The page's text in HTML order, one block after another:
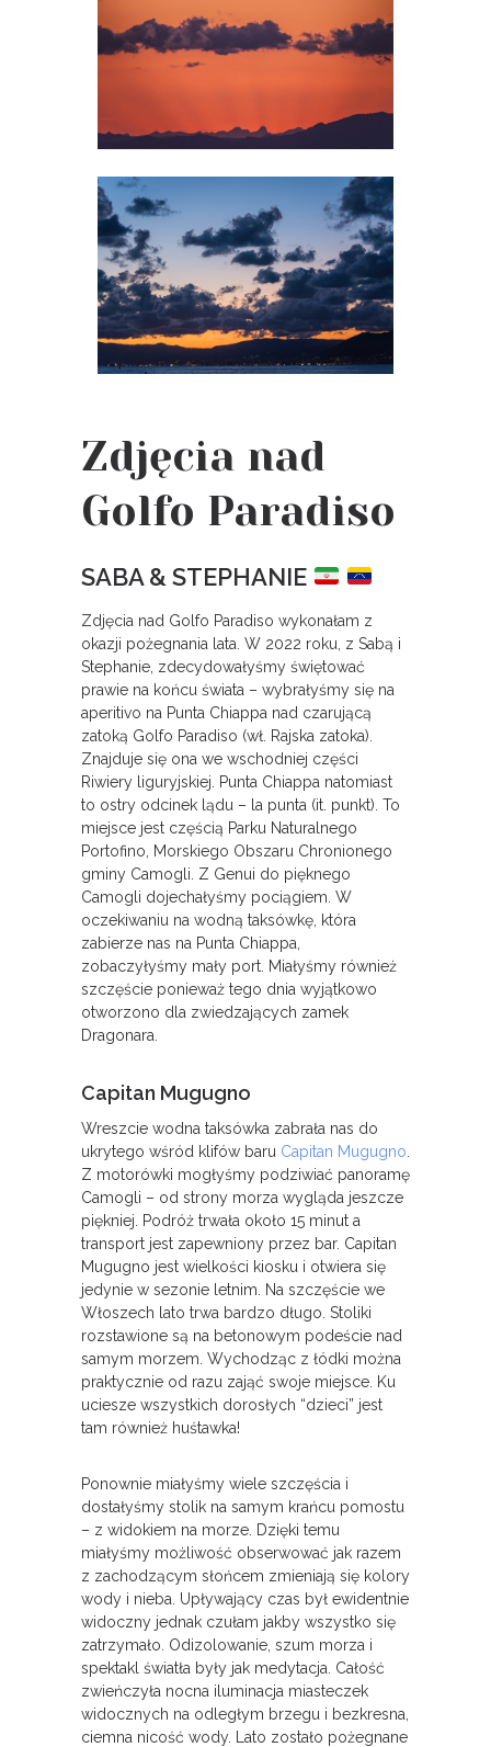
Zdjęcia nad
Golfo Paradiso
SABA & STEPHANIE
Zdjęcia nad Golfo Paradiso wykonałam z
okazji pożegnania lata. W 2022 roku, z Sabą i
Stephanie, zdecydowałyśmy świętować
prawie na końcu świata – wybrałyśmy się na
aperitivo na Punta Chiappa nad czarującą
zatoką Golfo Paradiso (wł. Rajska zatoka).
Znajduje się ona we wschodniej części
Riwiery liguryjskiej. Punta Chiappa natomiast
to ostry odcinek lądu – la punta (it. punkt). To
miejsce jest częścią Parku Naturalnego
Portofino, Morskiego Obszaru Chronionego
gminy Camogli. Z Genui do pięknego
Camogli dojechałyśmy pociągiem. W
oczekiwaniu na wodną taksówkę, która
zabierze nas na Punta Chiappa,
zobaczyłyśmy mały port. Miałyśmy również
szczęście ponieważ tego dnia wyjątkowo
otworzono dla zwiedzających zamek
Dragonara.
Capitan Mugugno
Wreszcie wodna taksówka zabrała nas do
ukrytego wśród klifów baru Capitan Mugugno
Z motorówki mogłyśmy podziwiać panoramę
Camogli – od strony morza wygląda jeszcze
piękniej. Podróż trwała około 15 minut a
transport jest zapewniony przez bar. Capitan
Mugugno jest wielkości kiosku i otwiera się
jedynie w sezonie letnim. Na szczęście we
Włoszech lato trwa bardzo długo. Stoliki
rozstawione są na betonowym podeście nad
samym morzem. Wychodząc z łódki można
praktycznie od razu zająć swoje miejsce. Ku
uciesze wszystkich dorosłych “dzieci” jest
tam również huśtawka!
Ponownie miałyśmy wiele szczęścia i
dostałyśmy stolik na samym krańcu pomostu
– z widokiem na morze. Dzięki temu
miałyśmy możliwość obserwować jak razem
z zachodzącym słońcem zmieniają się kolory
wody i nieba. Upływający czas był ewidentnie
widoczny jednak czułam jakby wszystko się
zatrzymało. Odizolowanie, szum morza i
spektakl światła były jak medytacja. Całość
zwieńczyła nocna iluminacja miasteczek
widocznych na odległym brzegu i bezkresna,
ciemna nicość wody. Lato zostało pożegnane